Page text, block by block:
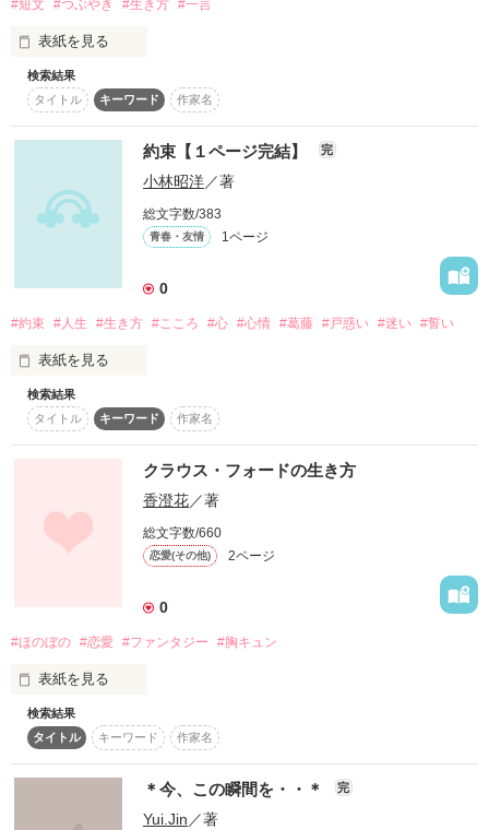
知合ったばかりの二人はすぐに意気投合し
後日、趣味のサイクリングに出掛けることに
それ以来、メールや電話で頻繁に連絡を取り合うようになる
やがてお互いに惹かれ合ってゆくが‥
一方、夫の浩輔は会社の部下と一年半前から不倫の関係を続け
ている
妻　由香との間に子供はいない
夫婦の関係がぎくしゃくしだした頃に
愛人の妊娠が発覚する
浩輔は由香に離婚してもらいたいと懇願するのだが‥
由香は夫に裏切られた気持ちと
誰にも打ち明けることができない真紀との関係に悩み続ける
そして自分の本当の気持ちと向き合い、誠実に生きてゆこうと
決心する
#短文 #つぶやき #生き方 #一言
表紙を見る
深い哀しみは要らない　それに激しい喜びも要らない　植物の
様な平穏な人生が欲しい
作品を読む
検索結果
タイトル
キーワード 作家名
約束【１ページ完結】 完
小林昭洋／著
総文字数/383
青春・友情 1ページ
0
#約束 #人生 #生き方 #こころ #心 #心情 #葛藤 #戸惑い #迷い #誓い
表紙を見る
約束とは何だ…。
作品を読む
検索結果
タイトル
キーワード 作家名
クラウス・フォードの生き方
香澄花／著
総文字数/660
恋愛(その他) 2ページ
0
#ほのぼの #恋愛 #ファンタジー #胸キュン
表紙を見る
クラウス・フォードの生き方・・
検索結果
タイトル
キーワード 作家名
＊今、この瞬間を・・＊ 完
Yui.Jin ／著